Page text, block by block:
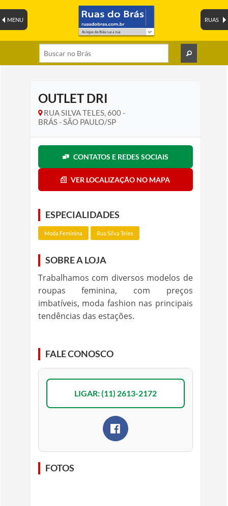
RUAS
MENU
OUTLET DRI
RUA SILVA TELES, 600 -
BRÁS - SÃO PAULO/SP
CONTATOS E REDES SOCIAIS
VER LOCALIZAÇÃO NO MAPA
ESPECIALIDADES
Moda Feminina Rua Silva Teles
SOBRE A LOJA
Trabalhamos com diversos modelos de
roupas feminina, com preços
imbatíveis, moda fashion nas principais
tendências das estações.
FALE CONOSCO
LIGAR: (11) 2613-2172
FOTOS